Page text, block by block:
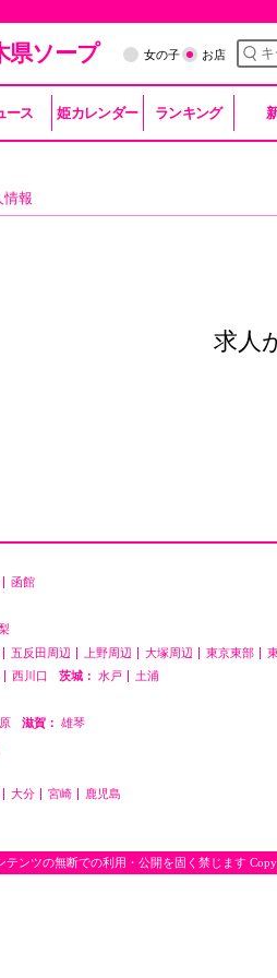
県ソープ 女の子 お店
ース 姫カレンダー ランキング
情報
求人
函館
五反田周辺 上野周辺 大塚周辺 東京東部
西川口 茨城： 水戸
土浦
滋賀： 雄琴
大分 宮崎
鹿児島
ンツの無断での利用・公開を固く禁じます